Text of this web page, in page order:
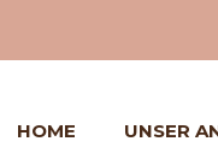
HOME UNSER